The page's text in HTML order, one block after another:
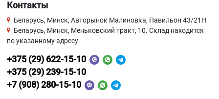
Контакты
Беларусь, Минск, Авторынок Малиновка, Павильон 43/21Н
Беларусь, Минск, Меньковский тракт, 10. Склад находится
по указанному адресу
+375 (29) 622-15-10
+375 (29) 239-15-10
+7 (908) 280-15-10